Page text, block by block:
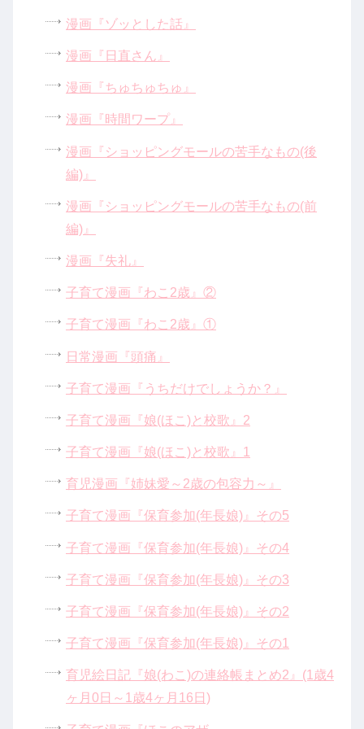
漫画『ゾッとした話』
漫画『日直さん』
漫画『ちゅちゅちゅ』
漫画『時間ワープ』
漫画『ショッピングモールの苦手なもの(後
編)』
漫画『ショッピングモールの苦手なもの(前
編)』
漫画『失礼』
子育て漫画『わこ2歳』②
子育て漫画『わこ2歳』①
日常漫画『頭痛』
子育て漫画『うちだけでしょうか？』
子育て漫画『娘(ほこ)と校歌』2
子育て漫画『娘(ほこ)と校歌』1
育児漫画『姉妹愛～2歳の包容力～』
子育て漫画『保育参加(年長娘)』その5
子育て漫画『保育参加(年長娘)』その4
子育て漫画『保育参加(年長娘)』その3
子育て漫画『保育参加(年長娘)』その2
子育て漫画『保育参加(年長娘)』その1
育児絵日記『娘(わこ)の連絡帳まとめ2』(1歳4
ヶ月0日～1歳4ヶ月16日)